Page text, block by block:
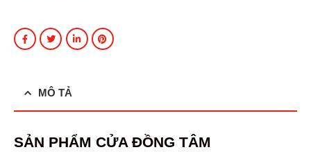
MÔ TẢ
SẢN PHẨM CỬA ĐỒNG TÂM